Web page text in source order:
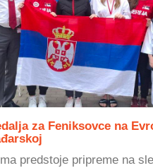
za Feniksovce na
predstoje pripreme na